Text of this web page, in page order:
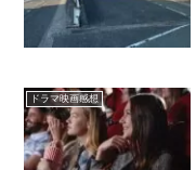
ドラマ映画感想